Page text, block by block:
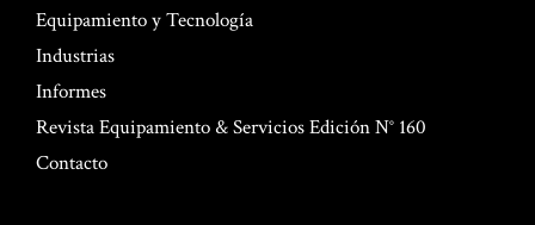
Equipamiento y Tecnología
Industrias
Informes
Revista Equipamiento & Servicios Edición N° 160
Contacto